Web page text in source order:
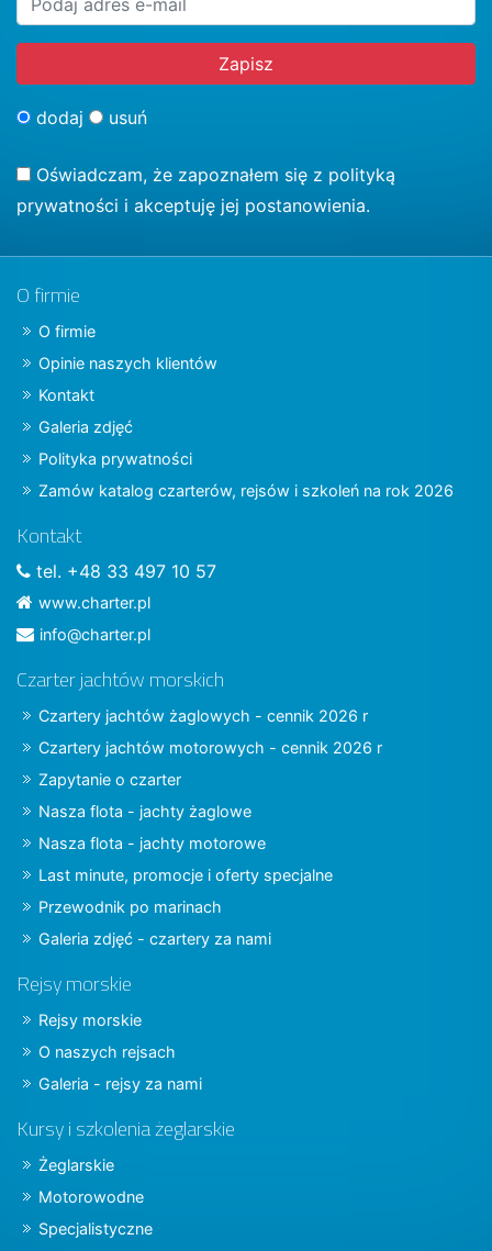
dodaj usuń
Oświadczam, że zapoznałem się z polityką
prywatności i akceptuję jej postanowienia.
O firmie
O firmie
Opinie naszych klientów
Kontakt
Galeria zdjęć
Polityka prywatności
Zamów katalog czarterów, rejsów i szkoleń na rok 2026
Kontakt
tel. +48 33 497 10 57
www.charter.pl
info@charter.pl
Czarter jachtów morskich
Czartery jachtów żaglowych - cennik 2026 r
Czartery jachtów motorowych - cennik 2026 r
Zapytanie o czarter
Nasza flota - jachty żaglowe
Nasza flota - jachty motorowe
Last minute, promocje i oferty specjalne
Przewodnik po marinach
Galeria zdjęć - czartery za nami
Rejsy morskie
Rejsy morskie
O naszych rejsach
Galeria - rejsy za nami
Kursy i szkolenia żeglarskie
Żeglarskie
Motorowodne
Specjalistyczne